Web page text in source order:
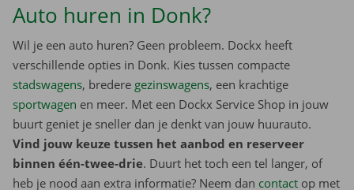
Auto huren in Donk?
Wil je een auto huren? Geen probleem. Dockx heeft
verschillende opties in Donk. Kies tussen compacte
stadswagens, bredere gezinswagens, een krachtige
sportwagen en meer. Met een Dockx Service Shop in jouw
buurt geniet je sneller dan je denkt van jouw huurauto.
Vind jouw keuze tussen het aanbod en reserveer
binnen één-twee-drie. Duurt het toch een tel langer, of
heb je nood aan extra informatie? Neem dan contact op met